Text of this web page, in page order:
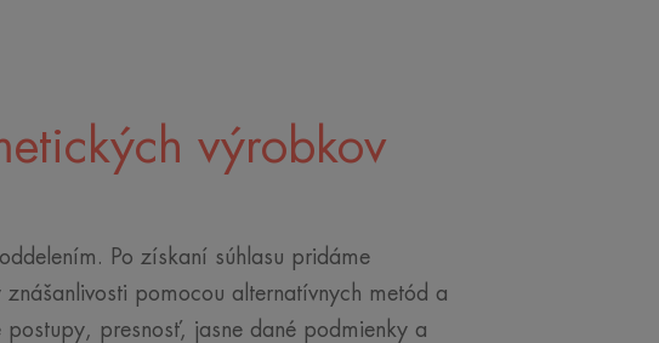
výrobkov
Po získaní súhlasu pridáme
pomocou alternatívnych metód a
presnosť, jasne dané podmienky a